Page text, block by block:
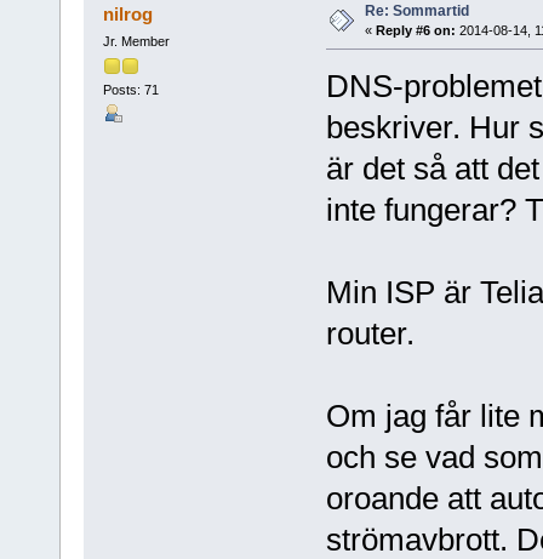
nilrog
Jr. Member
Posts: 71
Re: Sommartid
« Reply #6 on: 2014-08-14,
DNS-
beskriver. Hur
är det så att
inte fungerar?
Min ISP är
router.
Om jag får lite
och se vad
oroande att
strömavbrott.